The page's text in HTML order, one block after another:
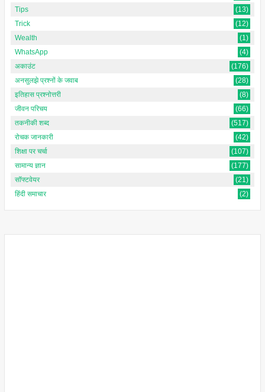
Tips
(13)
Trick
(12)
Wealth
(1)
WhatsApp
(4)
अकाउंट
(176)
अनसुलझे प्रश्नों के जवाब
(28)
इतिहास प्रश्नोत्तरी
(8)
जीवन परिचय
(66)
तकनीकी शब्द
(517)
रोचक जानकारी
(42)
शिक्षा पर चर्चा
(107)
सामान्य ज्ञान
(177)
सॉफ्टवेयर
(21)
हिंदी समाचार
(2)